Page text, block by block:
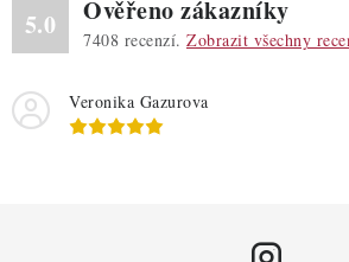
c
p
5.0 Ověřeno zákazníky
7408 recenzí. Zobrazit všechny
Veronika Gazurova